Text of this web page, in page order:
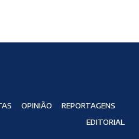
OPINIÃO
REPORTAGENS
EDITORIAL